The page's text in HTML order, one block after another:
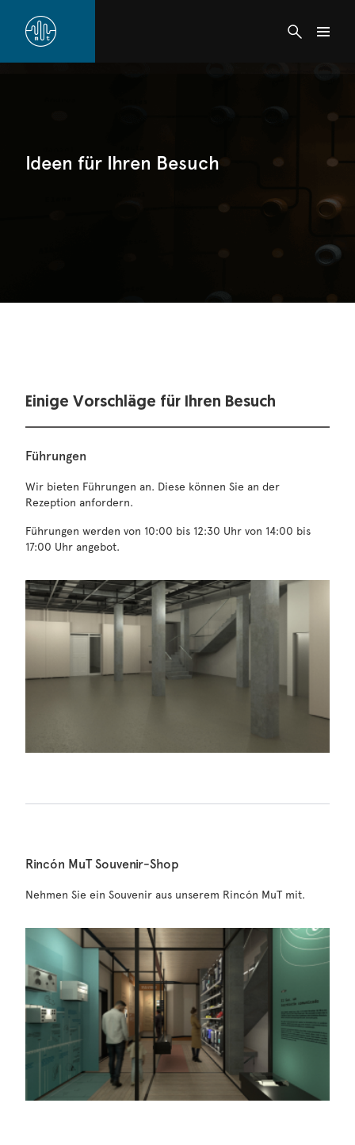
Ideen für Ihren Besuch
Einige Vorschläge für Ihren Besuch
Führungen
Wir bieten Führungen an. Diese können Sie an der
Rezeption anfordern.
Führungen werden von 10:00 bis 12:30 Uhr von 14:00 bis
17:00 Uhr angebot.
Rincón MuT Souvenir-Shop
Nehmen Sie ein Souvenir aus unserem Rincón MuT mit.